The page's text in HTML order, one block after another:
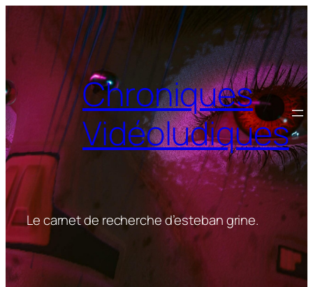
Chroniques
Vidéoludiques
Le carnet de recherche d’esteban grine.